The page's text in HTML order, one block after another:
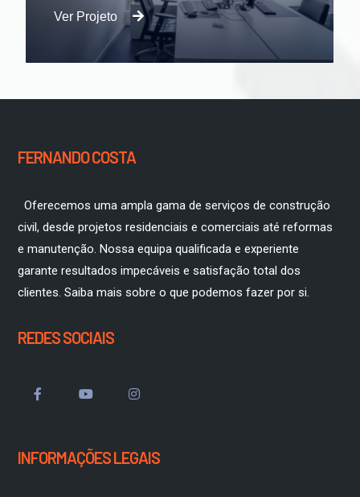
Remodelação do Design de espaço
comercial já ultrapassado.
Ver Projeto
FERNANDO COSTA
Oferecemos uma ampla gama de serviços de construção
civil, desde projetos residenciais e comerciais até reformas
e manutenção. Nossa equipa qualificada e experiente
garante resultados impecáveis e satisfação total dos
clientes. Saiba mais sobre o que podemos fazer por si.
REDES SOCIAIS
INFORMAÇÕES LEGAIS